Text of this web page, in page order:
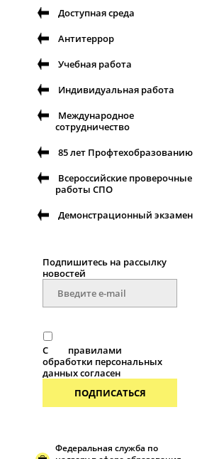
Доступная среда
Антитеррор
Учебная работа
Индивидуальная работа
Международное
сотрудничество
85 лет Профтехобразованию
Всероссийские проверочные
работы СПО
Демонстрационный экзамен
Подпишитесь на рассылку
новостей
С
правилами
обработки персональных
данных согласен
ПОДПИСАТЬСЯ
Федеральная служба по